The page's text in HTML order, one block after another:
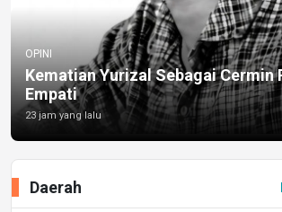
OPINI
Kematian Yurizal Sebagai Cermin
Empati
23 jam yang lalu
Daerah